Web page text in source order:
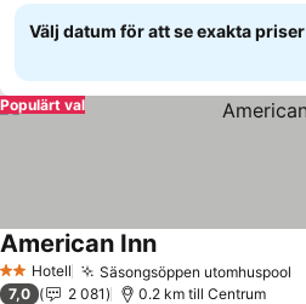
Välj datum för att se exakta priser
Populärt val
2 Stjärnor
Hotell Säsongsöppen utomhuspool
American Inn
7,0 2 081 0.2 km till Centrum